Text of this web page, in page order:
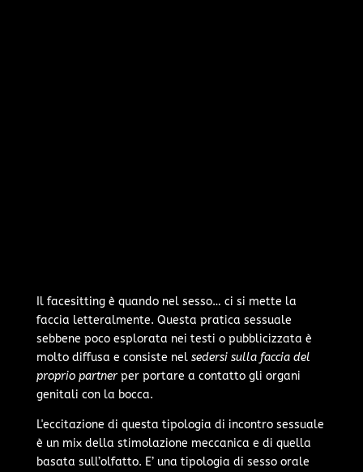
Il facesitting è quando nel sesso… ci si mette la
faccia letteralmente. Questa pratica sessuale
sebbene poco esplorata nei testi o pubblicizzata è
molto diffusa e consiste nel sedersi sulla faccia del
proprio partnerper portare a contatto gli organi
genitali con la bocca.
L'eccitazione di questa tipologia di incontro sessuale
è un mix della stimolazione meccanica e di quella
basata sull’olfatto. E’ una tipologia di sesso orale